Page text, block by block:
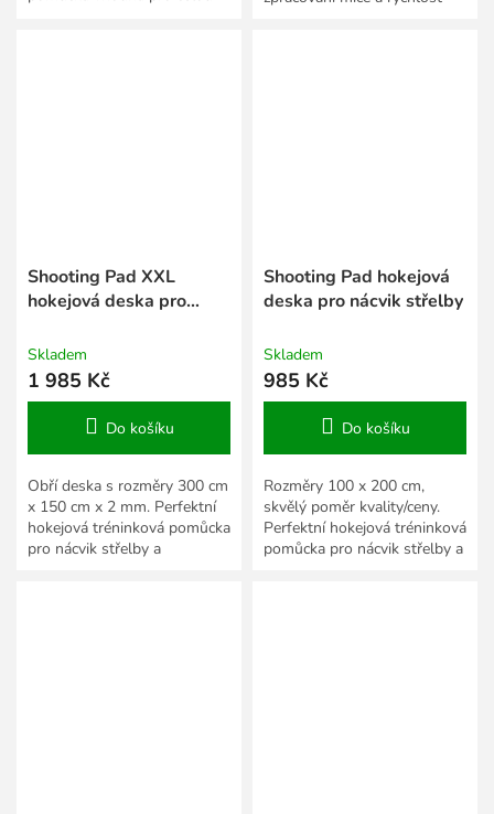
Shooting Pad XXL
hokejová deska pro
Skladem
1 985 Kč
Do košíku
Obří deska s rozměry 300 cm
x 150 cm x 2 mm. Perfektní
hokejová tréninková pomůcka
pro nácvik střelby a
Shooting Pad hokejová
deska pro nácvik střelby
Skladem
985 Kč
Do košíku
Rozměry 100 x 200 cm,
skvělý poměr kvality/ceny.
Perfektní hokejová tréninková
pomůcka pro nácvik střelby a